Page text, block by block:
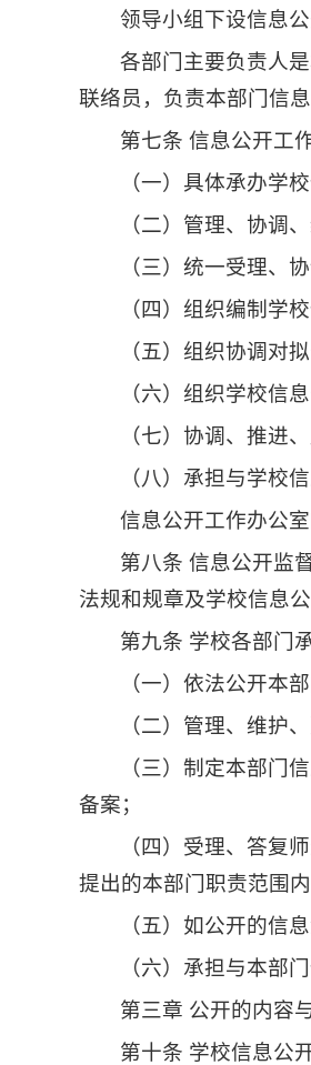
领导小组下设信息
各部门主要负责人
联络员，负责本部门信
第七条 信息公开工
（一）具体承办学
（二）管理、协调
（三）统一受理、
（四）组织编制学
（五）组织协调对
（六）组织学校信
（七）协调、推进
（八）承担与学校
信息公开工作办公
第八条 信息公开监
法规和规章及学校信息
第九条 学校各部门
（一）依法公开本
（二）管理、维护
（三）制定本部门
备案；
（四）受理、答复
提出的本部门职责范围
（五）如公开的信
（六）承担与本部
第三章 公开的内容
第十条 学校信息公